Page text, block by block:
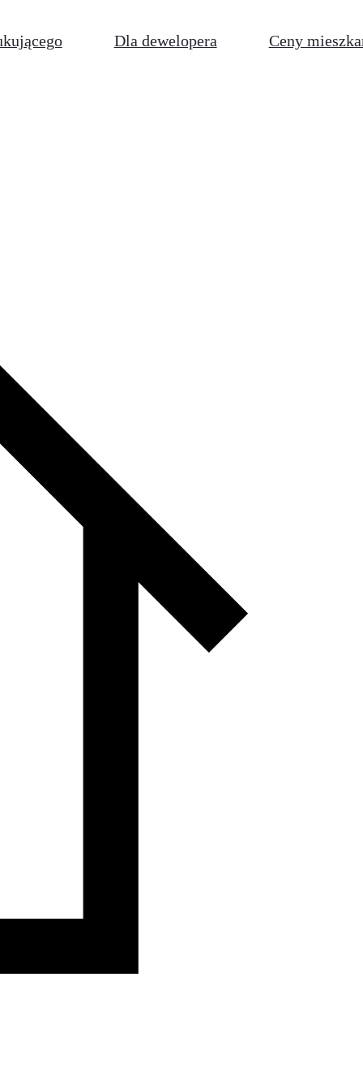
Dla dewelopera Ceny